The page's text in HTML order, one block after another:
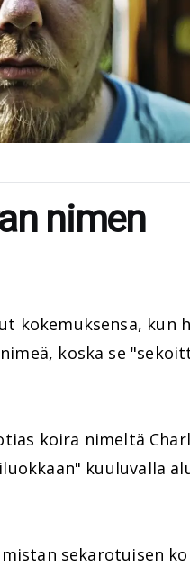
nimen
kokemuksensa, kun
koska se
koira nimeltä
kuuluvalla
sekarotuisen